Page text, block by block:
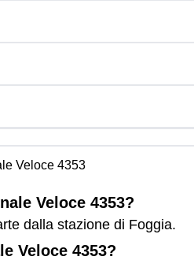
Veloce 4353
Veloce 4353?
dalla stazione di Foggia.
Veloce 4353?